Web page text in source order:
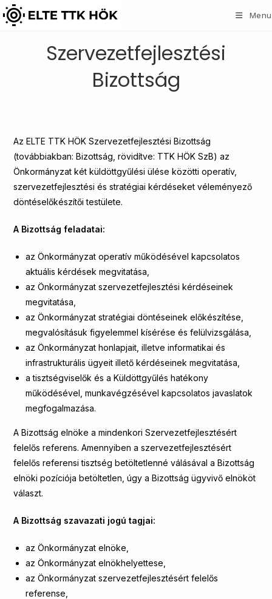
Skip
to
Menu
Szervezetfejlesztési
Bizottság
Az ELTE TTK HÖK Szervezetfejlesztési Bizottság
(továbbiakban: Bizottság, rövidítve: TTK HÖK SzB) az
Önkormányzat két küldöttgyűlési ülése közötti operatív,
szervezetfejlesztési és stratégiai kérdéseket véleményező
döntéselőkészítői testülete.
A Bizottság feladatai:
az Önkormányzat operatív működésével kapcsolatos
aktuális kérdések megvitatása,
az Önkormányzat szervezetfejlesztési kérdéseinek
megvitatása,
az Önkormányzat stratégiai döntéseinek előkészítése,
megvalósításuk figyelemmel kísérése és felülvizsgálása,
az Önkormányzat honlapjait, illetve informatikai és
infrastrukturális ügyeit illető kérdéseinek megvitatása,
a tisztségviselők és a Küldöttgyűlés hatékony
működésével, munkavégzésével kapcsolatos javaslatok
megfogalmazása.
A Bizottság elnöke a mindenkori Szervezetfejlesztésért
felelős referens. Amennyiben a szervezetfejlesztésért
felelős referensi tisztség betöltetlenné válásával a Bizottság
elnöki pozíciója betöltetlen, úgy a Bizottság ügyvivő elnököt
választ.
A Bizottság szavazati jogú tagjai:
az Önkormányzat elnöke,
az Önkormányzat elnökhelyettese,
az Önkormányzat szervezetfejlesztésért felelős
referense,